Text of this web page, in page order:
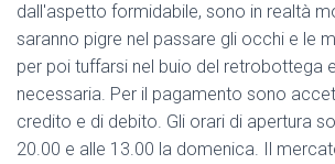
dall'aspetto formidabile, sono in realtà
saranno pigre nel passare gli occhi e le
per poi tuffarsi nel buio del retrobottega
necessaria. Per il pagamento sono
credito e di debito. Gli orari di apertura
20.00 e alle 13.00 la domenica. Il